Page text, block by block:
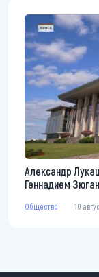
Александр
Геннадием
Общество 10